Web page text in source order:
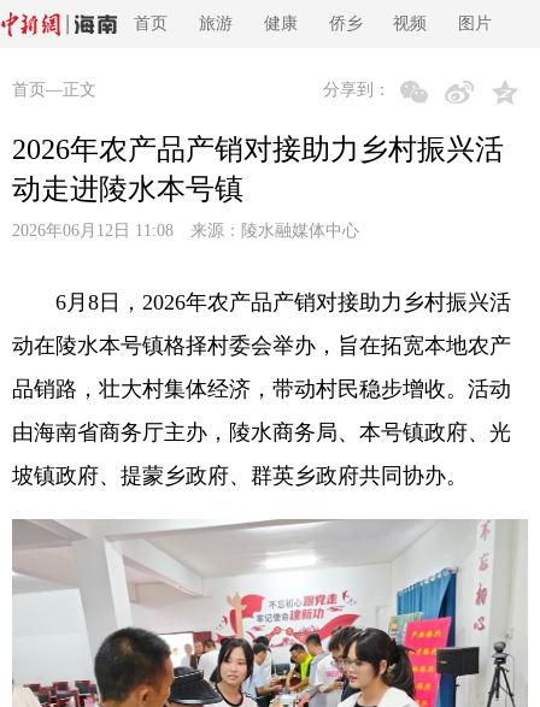
首页 旅游 健康 侨乡 视频 图片
首页 —正文 分享到：
2026年农产品产销对接助力乡村振兴活
动走进陵水本号镇
2026年06月12日 11:08 来源： 陵水融媒体中心
6月8日，2026年农产品产销对接助力乡村振兴活
动在陵水本号镇格择村委会举办，旨在拓宽本地农产
品销路，壮大村集体经济，带动村民稳步增收。活动
由海南省商务厅主办，陵水商务局、本号镇政府、光
坡镇政府、提蒙乡政府、群英乡政府共同协办。